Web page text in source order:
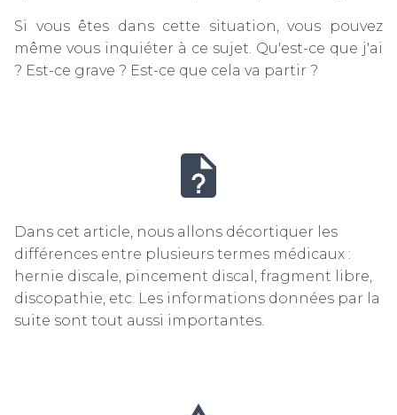
Si vous êtes dans cette situation, vous pouvez
même vous inquiéter à ce sujet. Qu'est-ce que j'ai
? Est-ce grave ? Est-ce que cela va partir ?
Dans cet article, nous allons décortiquer les
différences entre plusieurs termes médicaux :
hernie discale, pincement discal, fragment libre,
discopathie, etc. Les informations données par la
suite sont tout aussi importantes.